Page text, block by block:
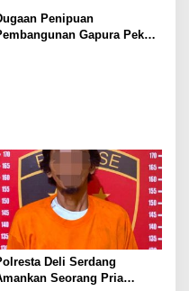
Penipuan
Gapura Pekon
Deli Serdang
Seorang Pria